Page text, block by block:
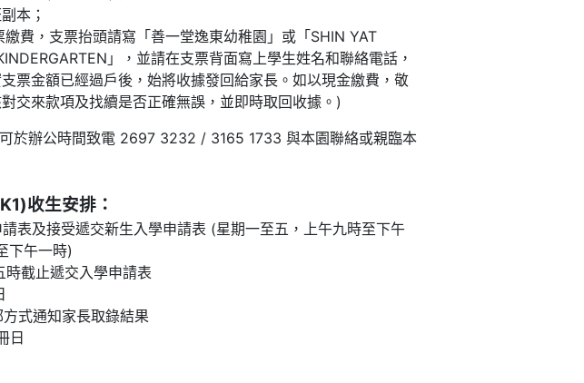
本；
費，支票抬頭請寫「善一堂逸東幼稚園」或「SHIN YAT
」，並請在支票背面寫上學生姓名和聯絡電話，
票金額已經過戶後，始將收據發回給家長。如以現金繳費，敬
交來款項及找續是否正確無誤，並即時取回收據。)
辦公時間致電 2697 3232 / 3165 1733 與本園聯絡或親臨本
收生安排：
表及接受遞交新生入學申請表 (星期一至五，上午九時至下午
下午一時)
截止遞交入學申請表
式通知家長取錄結果
日